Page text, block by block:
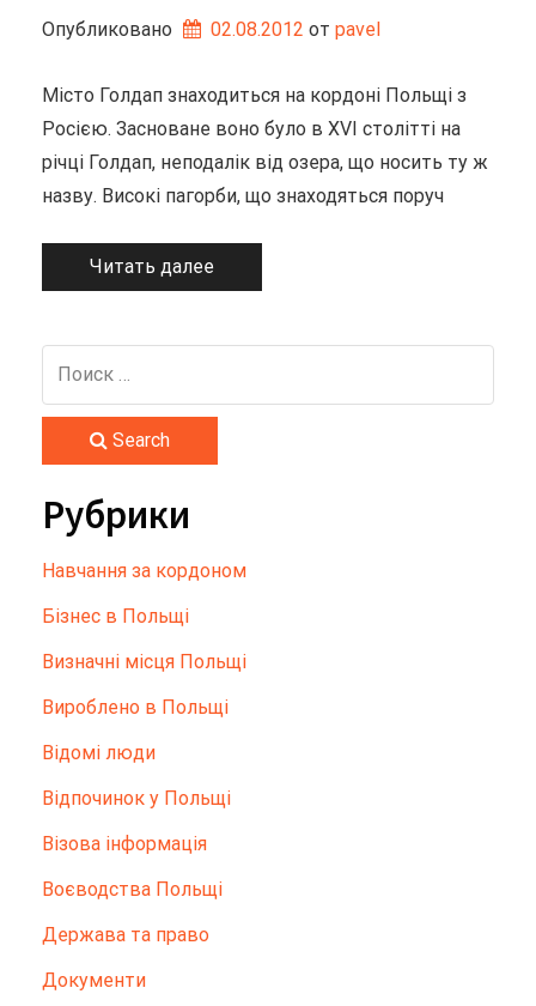
Опубликовано 02.08.2012 от pavel
Місто Голдап знаходиться на кордоні Польщі з
Росією. Засноване воно було в XVI столітті на
річці Голдап, неподалік від озера, що носить ту ж
назву. Високі пагорби, що знаходяться поруч
Читать далее
Search
Рубрики
Hавчання за кордоном
Бізнес в Польщі
Визначні місця Польщі
Вироблено в Польщі
Відомі люди
Відпочинок у Польщі
Візова інформація
Воєводства Польщі
Держава та право
Документи